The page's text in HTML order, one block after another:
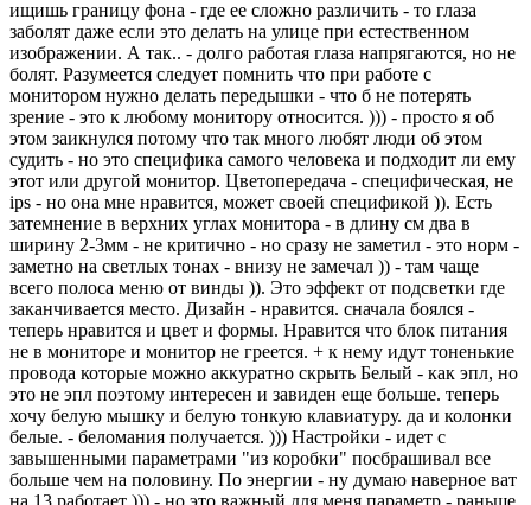
ищишь границу фона - где ее сложно различить - то глаза
заболят даже если это делать на улице при естественном
изображении. А так.. - долго работая глаза напрягаются, но не
болят. Разумеется следует помнить что при работе с
монитором нужно делать передышки - что б не потерять
зрение - это к любому монитору относится. ))) - просто я об
этом заикнулся потому что так много любят люди об этом
судить - но это специфика самого человека и подходит ли ему
этот или другой монитор. Цветопередача - специфическая, не
ips - но она мне нравится, может своей спецификой )). Есть
затемнение в верхних углах монитора - в длину см два в
ширину 2-3мм - не критично - но сразу не заметил - это норм -
заметно на светлых тонах - внизу не замечал )) - там чаще
всего полоса меню от винды )). Это эффект от подсветки где
заканчивается место. Дизайн - нравится. сначала боялся -
теперь нравится и цвет и формы. Нравится что блок питания
не в мониторе и монитор не греется. + к нему идут тоненькие
провода которые можно аккуратно скрыть Белый - как эпл, но
это не эпл поэтому интересен и завиден еще больше. теперь
хочу белую мышку и белую тонкую клавиатуру. да и колонки
белые. - беломания получается. ))) Настройки - идет с
завышенными параметрами "из коробки" посбрашивал все
больше чем на половину. По энергии - ну думаю наверное ват
на 13 работает ))) - но это важный для меня параметр - раньше